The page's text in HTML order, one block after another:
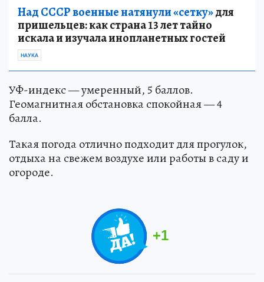
Над СССР военные натянули «сетку»для
пришельцев: как страна 13 лет тайно
искала и изучала инопланетных гостей
НАУКА
УФ-индекс — умеренный, 5 баллов.
Геомагнитная обстановка спокойная — 4
балла.
Такая погода отлично подходит для прогулок,
отдыха на свежем воздухе или работы в саду и
огороде.
+1